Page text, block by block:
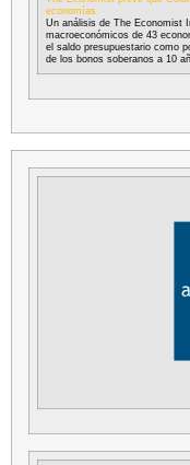
economías
Un análisis de The Economist
macroeconómicos de 43
el saldo presupuestario como
de los bonos soberanos a 10